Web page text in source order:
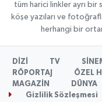
tüm harici linkler ayrı bir
köşe yazıları ve
herhangi bir
DİZİ TV
RÖPORTAJ
ÖZEL
MAGAZİN
DÜNYA
Gizlilik Sözleşmesi